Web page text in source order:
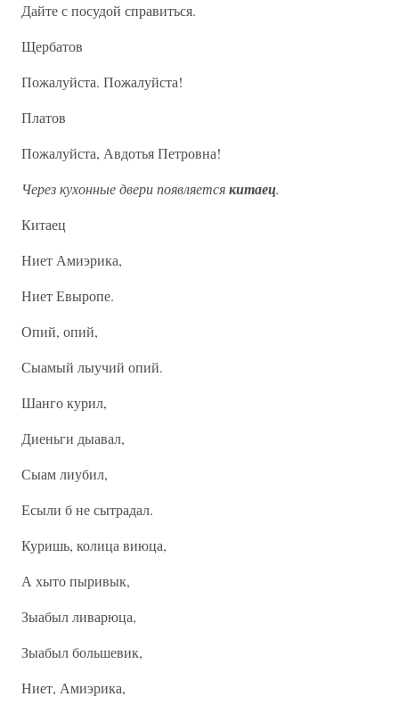
Дайте с посудой справиться.
Щербатов
Пожалуйста. Пожалуйста!
Платов
Пожалуйста, Авдотья Петровна!
Через кухонные двери появляетсякитаец.
Китаец
Ниет Амиэрика,
Ниет Евыропе.
Опий, опий,
Сыамый лыучий опий.
Шанго курил,
Диеньги дыавал,
Сыам лиубил,
Есыли б не сытрадал.
Куришь, колица виюца,
А хыто пыривык,
Зыабыл ливарюца,
Зыабыл большевик,
Ниет, Амиэрика,